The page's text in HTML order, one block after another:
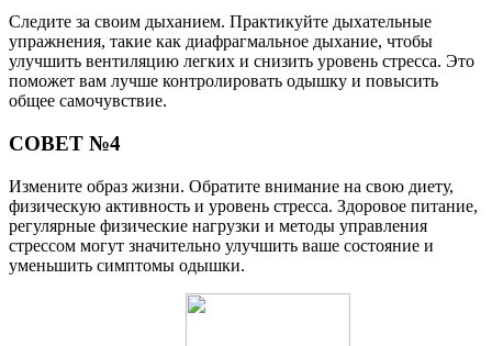
Следите за своим дыханием. Практикуйте дыхательные
упражнения, такие как диафрагмальное дыхание, чтобы
улучшить вентиляцию легких и снизить уровень стресса. Это
поможет вам лучше контролировать одышку и повысить
общее самочувствие.
СОВЕТ №4
Измените образ жизни. Обратите внимание на свою диету,
физическую активность и уровень стресса. Здоровое питание,
регулярные физические нагрузки и методы управления
стрессом могут значительно улучшить ваше состояние и
уменьшить симптомы одышки.